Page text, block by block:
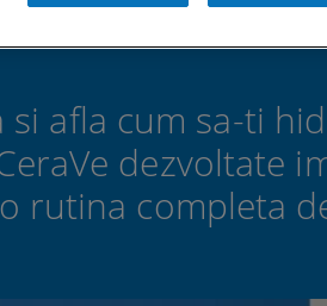
afla cum sa-ti
dezvoltate
rutina completa